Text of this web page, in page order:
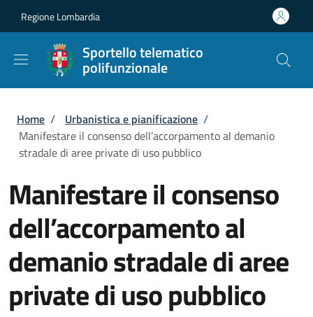
Regione Lombardia
Sportello telematico
polifunzionale
Briciole di pane
Home / Urbanistica e pianificazione /
Manifestare il consenso dell’accorpamento al demanio
stradale di aree private di uso pubblico
Manifestare il consenso
dell’accorpamento al
demanio stradale di aree
private di uso pubblico